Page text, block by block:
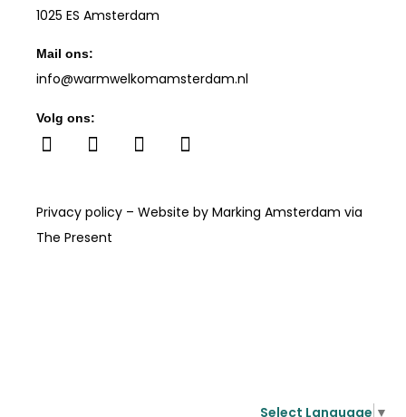
Select Language ▼
1025 ES Amsterdam
Mail ons:
info@warmwelkomamsterdam.nl
Volg ons:
Privacy policy – Website by Marking Amsterdam via
The Present